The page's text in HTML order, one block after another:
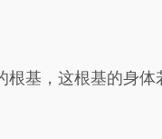
基，这根基的身